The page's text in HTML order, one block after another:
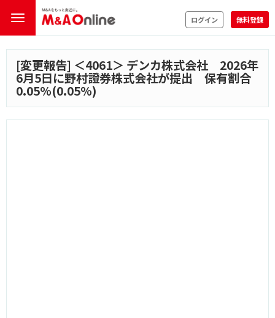
ログイン 無料登録
[変更報告] ＜4061＞ デンカ株式会社 2026年
6月5日に野村證券株式会社が提出 保有割合
0.05%(0.05%)